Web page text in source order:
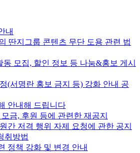
내
딴지그룹 콘텐츠 무단 도용 관련 법
모집, 할인 정보 등 나눔&홍보 게시
(서명란 홍보 금지 등) 강화 안내 공
안내해 드립니다
금, 후원 등에 관련한 재공지
간 저격 행위 자제 요청에 관한 공지
취방법
정책 강화 및 변경 안내